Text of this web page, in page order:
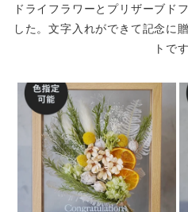
ドライフラワーとプリザーブド
した。文字入れができて記念に
トです